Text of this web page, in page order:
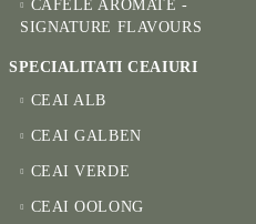
CAFELE AROMATE -
SIGNATURE FLAVOURS
SPECIALITATI CEAIURI
CEAI ALB
CEAI GALBEN
CEAI VERDE
CEAI OOLONG